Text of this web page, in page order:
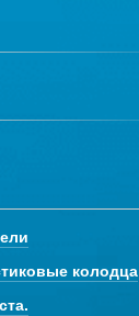
колодца